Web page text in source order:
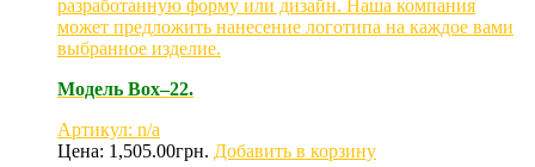
разработанную форму или дизайн. Наша компания
может предложить нанесение логотипа на каждое вами
выбранное изделие.
Модель Box–22.
Артикул: n/a
Цена: 1,505.00грн. Добавить в корзину